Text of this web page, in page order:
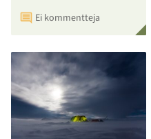
Ei kommentteja